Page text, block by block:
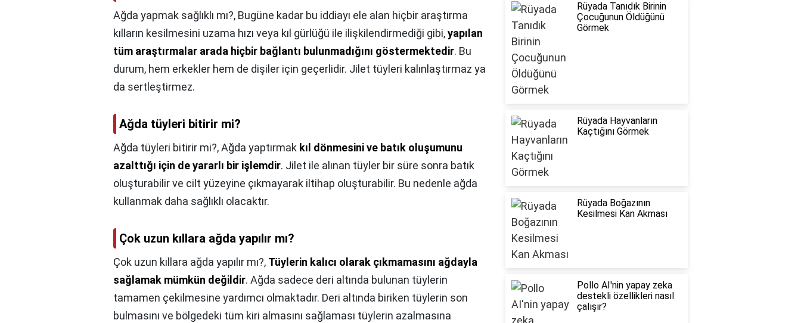
Ağda yapmak sağlıklı mı?, Bugüne kadar bu iddiayı ele alan hiçbir araştırma
kılların kesilmesini uzama hızı veya kıl gürlüğü ile ilişkilendirmediği gibi,yapılan
tüm araştırmalar arada hiçbir bağlantı bulunmadığını göstermektedir. Bu
durum, hem erkekler hem de dişiler için geçerlidir. Jilet tüyleri kalınlaştırmaz ya
da sertleştirmez.
Ağda tüyleri bitirir mi?
Ağda tüyleri bitirir mi?,Ağda yaptırmak kıl dönmesini ve batık oluşumunu
azalttığı için de yararlı bir işlemdir. Jilet ile alınan tüyler bir süre sonra batık
oluşturabilir ve cilt yüzeyine çıkmayarak iltihap oluşturabilir. Bu nedenle ağda
kullanmak daha sağlıklı olacaktır.
Çok uzun kıllara ağda yapılır mı?
Çok uzun kıllara ağda yapılır mı?, Tüylerin kalıcı olarak çıkmamasını ağdayla
sağlamak mümkün değildir. Ağda sadece deri altında bulunan tüylerin
tamamen çekilmesine yardımcı olmaktadır. Deri altında biriken tüylerin son
bulmasını ve bölgedeki tüm kiri almasını sağlaması tüylerin azalmasına
Rüyada Tanıdık Birinin
Çocuğunun Öldüğünü
Görmek
Rüyada Hayvanların
Kaçtığını Görmek
Rüyada Boğazının
Kesilmesi Kan Akması
Pollo AI'nin yapay zeka
destekli özellikleri nasıl
çalışır?